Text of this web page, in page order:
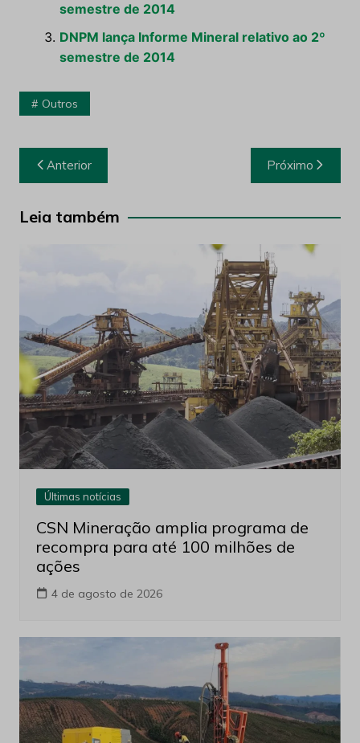
semestre de 2014
DNPM lança Informe Mineral relativo ao 2º
semestre de 2014
Outros
Navegação
de
Post
Anterior Próximo
Leia também
Últimas notícias
CSN Mineração amplia programa de
recompra para até 100 milhões de
ações
4 de agosto de 2026